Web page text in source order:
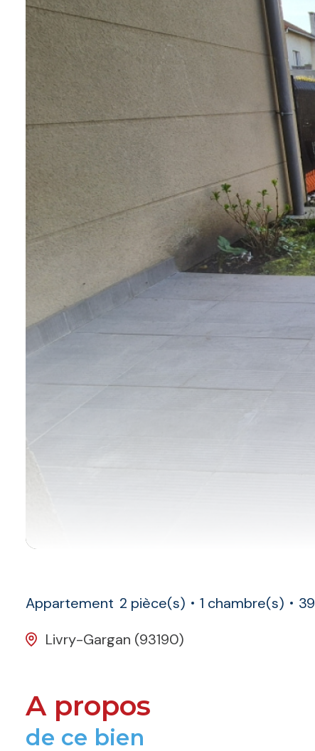
L'agence
Contact
Appartement 2 pièce(s) 1 chambre(s)
Livry-Gargan (93190)
A propos
de ce bien